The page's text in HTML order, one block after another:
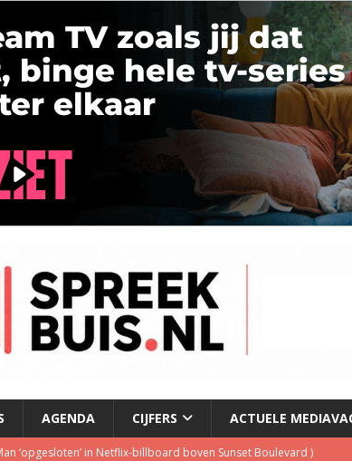
AGENDA CIJFERS ACTUELE
‘opgesloten’ in Netflix-billboard boven Sunset Boulevard )